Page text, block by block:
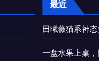
最近
田曦薇猫系神
一盘水果上桌